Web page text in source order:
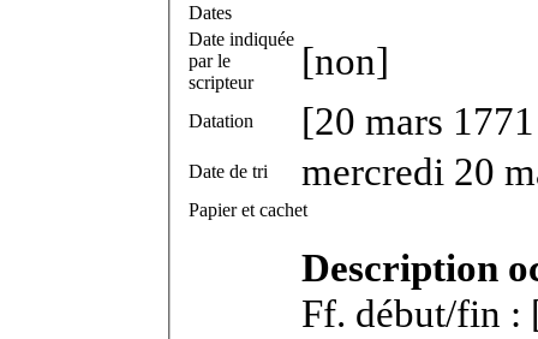
Dates
Date indiquée
par le
scripteur
[non]
Datation [20 mars
Date de tri mercredi 20
Papier et cachet
Description
Ff. début/fin :